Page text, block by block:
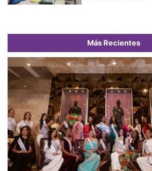
Más Recientes